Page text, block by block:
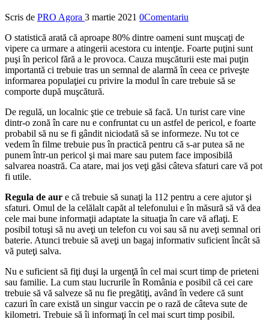
Scris de PRO Agora 3 martie 2021 0Comentariu
O statistică arată că aproape 80% dintre oameni sunt muşcaţi de
vipere ca urmare a atingerii acestora cu intenţie. Foarte puţini sunt
puşi în pericol fără a le provoca. Cauza muşcăturii este mai puţin
importantă ci trebuie tras un semnal de alarmă în ceea ce priveşte
informarea populaţiei cu privire la modul în care trebuie să se
comporte după muşcătură.
De regulă, un localnic ştie ce trebuie să facă. Un turist care vine
dintr-o zonă în care nu e confruntat cu un astfel de pericol, e foarte
probabil să nu se fi gândit niciodată să se informeze. Nu tot ce
vedem în filme trebuie pus în practică pentru că s-ar putea să ne
punem într-un pericol şi mai mare sau putem face imposibilă
salvarea noastră. Ca atare, mai jos veţi găsi câteva sfaturi care vă pot
fi utile.
Regula de aur e că trebuie să sunaţi la 112 pentru a cere ajutor şi
sfaturi. Omul de la celălalt capăt al telefonului e în măsură să vă dea
cele mai bune informaţii adaptate la situaţia în care vă aflaţi. E
posibil totuşi să nu aveţi un telefon cu voi sau să nu aveţi semnal ori
baterie. Atunci trebuie să aveţi un bagaj informativ suficient încât să
vă puteţi salva.
Nu e suficient să fiţi duşi la urgenţă în cel mai scurt timp de prieteni
sau familie. La cum stau lucrurile în România e posibil că cei care
trebuie să vă salveze să nu fie pregătiţi, având în vedere că sunt
cazuri în care există un singur vaccin pe o rază de câteva sute de
kilometri. Trebuie să îi informaţi în cel mai scurt timp posibil.